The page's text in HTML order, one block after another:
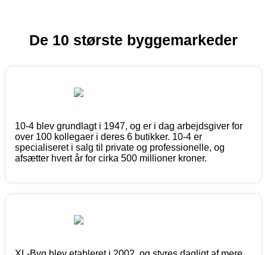
De 10 største byggemarkeder
10-4 blev grundlagt i 1947, og er i dag arbejdsgiver for
over 100 kollegaer i deres 6 butikker. 10-4 er
specialiseret i salg til private og professionelle, og
afsætter hvert år for cirka 500 millioner kroner.